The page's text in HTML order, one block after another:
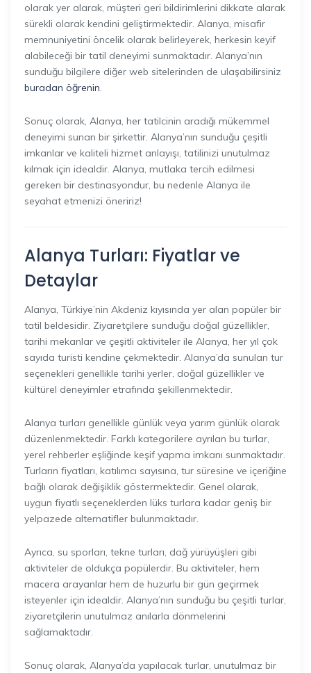
olarak yer alarak, müşteri geri bildirimlerini dikkate alarak
sürekli olarak kendini geliştirmektedir. Alanya, misafir
memnuniyetini öncelik olarak belirleyerek, herkesin keyif
alabileceği bir tatil deneyimi sunmaktadır. Alanya’nın
sunduğu bilgilere diğer web sitelerinden de ulaşabilirsiniz
buradan öğrenin.
Sonuç olarak, Alanya, her tatilcinin aradığı mükemmel
deneyimi sunan bir şirkettir. Alanya’nın sunduğu çeşitli
imkanlar ve kaliteli hizmet anlayışı, tatilinizi unutulmaz
kılmak için idealdir. Alanya, mutlaka tercih edilmesi
gereken bir destinasyondur, bu nedenle Alanya ile
seyahat etmenizi öneririz!
Alanya Turları: Fiyatlar ve
Detaylar
Alanya, Türkiye’nin Akdeniz kıyısında yer alan popüler bir
tatil beldesidir. Ziyaretçilere sunduğu doğal güzellikler,
tarihi mekanlar ve çeşitli aktiviteler ile Alanya, her yıl çok
sayıda turisti kendine çekmektedir. Alanya’da sunulan tur
seçenekleri genellikle tarihi yerler, doğal güzellikler ve
kültürel deneyimler etrafında şekillenmektedir.
Alanya turları genellikle günlük veya yarım günlük olarak
düzenlenmektedir. Farklı kategorilere ayrılan bu turlar,
yerel rehberler eşliğinde keşif yapma imkanı sunmaktadır.
Turların fiyatları, katılımcı sayısına, tur süresine ve içeriğine
bağlı olarak değişiklik göstermektedir. Genel olarak,
uygun fiyatlı seçeneklerden lüks turlara kadar geniş bir
yelpazede alternatifler bulunmaktadır.
Ayrıca, su sporları, tekne turları, dağ yürüyüşleri gibi
aktiviteler de oldukça popülerdir. Bu aktiviteler, hem
macera arayanlar hem de huzurlu bir gün geçirmek
isteyenler için idealdir. Alanya’nın sunduğu bu çeşitli turlar,
ziyaretçilerin unutulmaz anılarla dönmelerini
sağlamaktadır.
Sonuç olarak, Alanya’da yapılacak turlar, unutulmaz bir